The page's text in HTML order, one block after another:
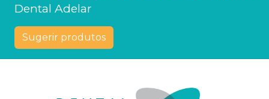
Dental Adelar
Sugerir produtos